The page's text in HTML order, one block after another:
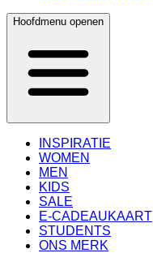
Hoofdmenu openen
INSPIRATIE
WOMEN
MEN
KIDS
SALE
E-CADEAUKAART
STUDENTS
ONS MERK